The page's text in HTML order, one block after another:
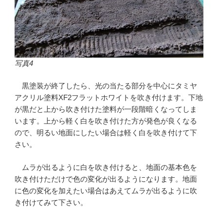
写真4
黒塗装が終了したら、光の当たる部分を中心にタミヤ
アクリル塗料XF2フラットホワイトを吹き付けます。下地
が黒だと上から吹き付けた塗料が一段階暗くなってしま
います。上から軽く白を吹き付けた方が発色が良くなる
ので、明るい地面にしたい場合は軽く白を吹き付けて下
さい。
ムラが出るように白を吹き付けると、地面の基本色を
吹き付けただけで色の変化が出るようになります。地面
に色の変化を加えたい場合はあえてムラが出るように吹
き付けてみて下さい。